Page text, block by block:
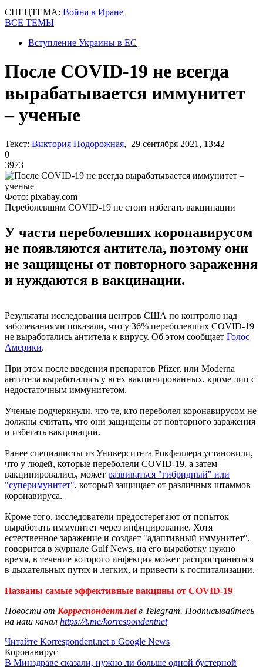
СПЕЦТЕМА: Война в Иране
ВСЕ ТЕМЫ
Вступление Украины в ЕС
После COVID-19 не всегда
вырабатывается иммунитет
– ученые
Текст: Виктория Подорожная, 29 сентября 2021, 13:42
0
3973
Фото: pixabay.com
Переболевшим COVID-19 не стоит избегать вакцинации
У части переболевших коронавирусом
не появляются антитела, поэтому они
не защищены от повторного заражения
и нуждаются в вакцинации.
Результаты исследования центров США по контролю над
заболеваниями показали, что у 36% переболевших COVID-19
не выработались антитела к вирусу. Об этом сообщает Голос
Америки.
При этом после введения препаратов Pfizer, или Moderna
антитела выработались у всех вакцинированных, кроме лиц с
недостаточным иммунитетом.
Ученые подчеркнули, что те, кто переболел коронавирусом не
должны считать, что они защищены от повторного заражения
и избегать вакцинации.
Ранее специалисты из Университета Рокфеллера установили,
что у людей, которые переболели COVID-19, а затем
вакцинировались, может развиваться "гибридный" или
"суперимунитет", который защищает от различных штаммов
коронавируса.
Кроме того, исследователи предостерегают от попыток
выработать иммунитет через инфицирование. Хотя
естественное заражение и создает "адаптивный иммунитет",
говорится в журнале Gulf News, на его выработку нужно
время, в течение которого инфекция может распространиться
в дыхательных путях и легких, и привести к госпитализации.
Названы самые эффективные вакцины от COVID-19
Новости от Корреспондент.netв Telegram. Подписывайтесь
на наш канал https://t.me/korrespondentnet
Читайте Korrespondent.net в Google News
Коронавирус
В Минздраве сказали, нужно ли больше одной бустерной